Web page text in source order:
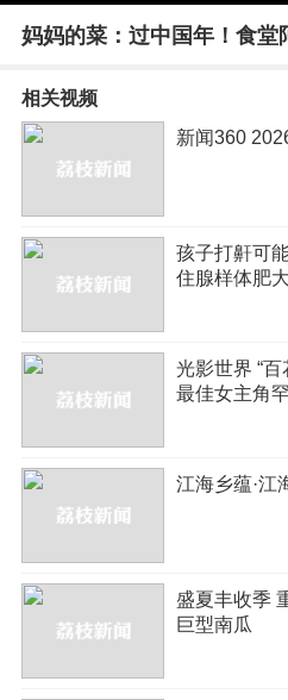
妈妈的菜：过中国年！食堂
相关视频
新闻360
孩子打鼾可
住腺样体肥
光影世界 “
最佳女主角
江海乡蕴·江
盛夏丰收季
巨型南瓜